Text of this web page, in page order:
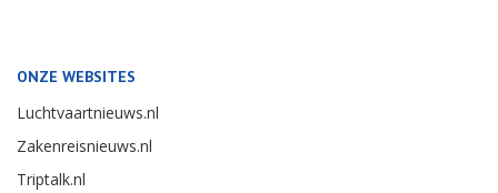
ONZE WEBSITES
Luchtvaartnieuws.nl
Zakenreisnieuws.nl
Triptalk.nl